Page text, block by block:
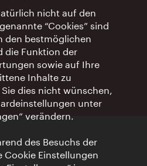
die Uhr
nicht auf den
“Cookies” sind
den bestmöglichen
die Funktion der
sowie auf Ihre
Inhalte zu
dies nicht wünschen,
unter
verändern.
des Besuchs der
Cookie Einstellungen